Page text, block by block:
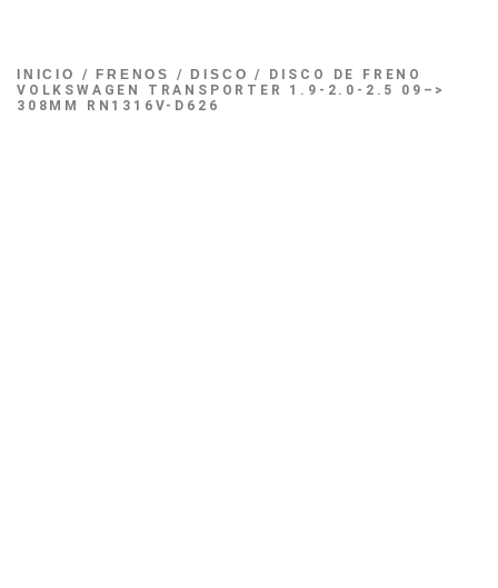
INICIO / FRENOS / DISCO / DISCO DE FRENO
VOLKSWAGEN TRANSPORTER 1.9-2.0-2.5 09–>
308MM RN1316V-D626